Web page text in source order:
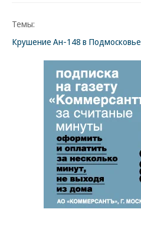
Темы:
Крушение Ан-148 в Подмосковье